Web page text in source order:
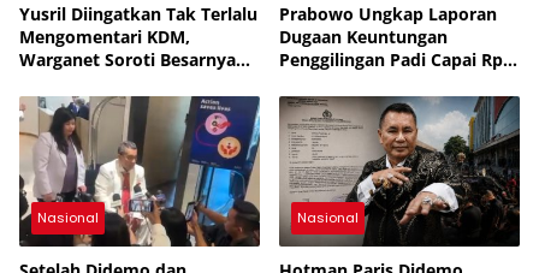
Yusril Diingatkan Tak Terlalu
Mengomentari KDM,
Warganet Soroti Besarnya
Prabowo Ungkap Laporan
Dugaan Keuntungan
Penggilingan Padi Capai Rp2
Pemerintah Siapkan
Penertiban
Nasional Nasional